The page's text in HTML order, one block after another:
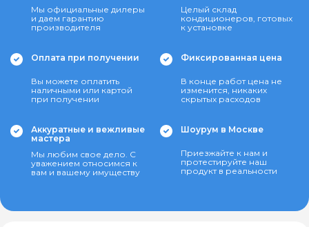
Мы официальные дилеры
и даем гарантию
производителя
Целый склад
кондиционеров, готовых
к установке
Оплата при получении
Вы можете оплатить
наличными или картой
при получении
Фиксированная цена
В конце работ цена не
изменится, никаких
скрытых расходов
Аккуратные и вежливые
мастера
Мы любим свое дело. С
уважением относимся к
вам и вашему имуществу
Шоурум в Москве
Приезжайте к нам и
протестируйте наш
продукт в реальности